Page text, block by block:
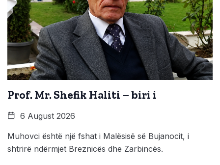
Prof. Mr. Shefik Haliti – biri i
6 August 2026
Muhovci është një fshat i Malësisë së Bujanocit, i
shtrirë ndërmjet Breznicës dhe Zarbincës.